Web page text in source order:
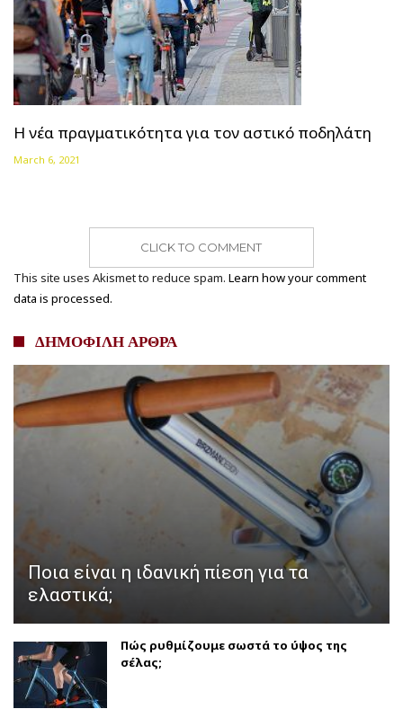
Η νέα πραγματικότητα για τον αστικό ποδηλάτη
March 6, 2021
CLICK TO COMMENT
This site uses Akismet to reduce spam. Learn how your comment
data is processed.
ΔΗΜΟΦΙΛΗ ΑΡΘΡΑ
Ποια είναι η ιδανική πίεση για τα
ελαστικά;
Πώς ρυθμίζουμε σωστά το ύψος της
σέλας;